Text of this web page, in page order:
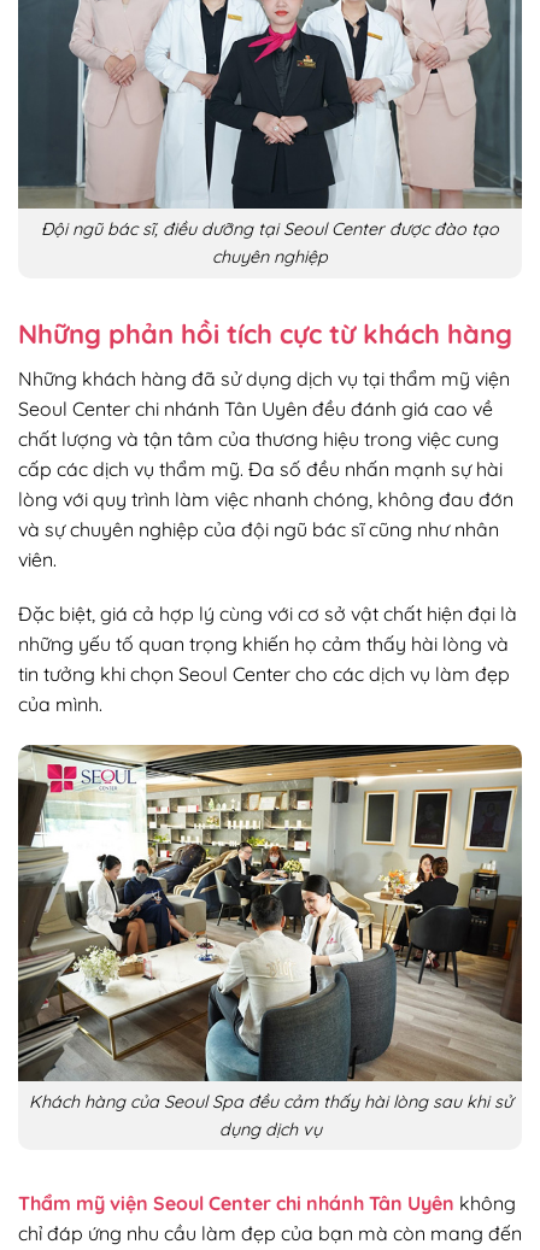
Đội ngũ bác sĩ, điều dưỡng tại Seoul Center được đào tạo
chuyên nghiệp
Những phản hồi tích cực từ khách hàng
Những khách hàng đã sử dụng dịch vụ tại thẩm mỹ viện
Seoul Center chi nhánh Tân Uyên đều đánh giá cao về
chất lượng và tận tâm của thương hiệu trong việc cung
cấp các dịch vụ thẩm mỹ. Đa số đều nhấn mạnh sự hài
lòng với quy trình làm việc nhanh chóng, không đau đớn
và sự chuyên nghiệp của đội ngũ bác sĩ cũng như nhân
viên.
Đặc biệt, giá cả hợp lý cùng với cơ sở vật chất hiện đại là
những yếu tố quan trọng khiến họ cảm thấy hài lòng và
tin tưởng khi chọn Seoul Center cho các dịch vụ làm đẹp
của mình.
Khách hàng của Seoul Spa đều cảm thấy hài lòng sau khi sử
dụng dịch vụ
Thẩm mỹ viện Seoul Center chi nhánh Tân Uyên không
chỉ đáp ứng nhu cầu làm đẹp của bạn mà còn mang đến